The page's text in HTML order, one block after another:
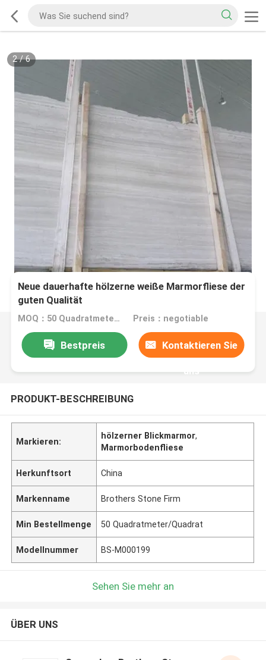
2/6
Neue dauerhafte hölzerne weiße Marmorfliese der
guten Qualität
MOQ：50 Quadratmeter/Quadrat Preis：negotiable
Bestpreis Kontaktieren Sie
uns
PRODUKT-BESCHREIBUNG
Markieren:
hölzerner Blickmarmor,
Marmorbodenfliese
Herkunftsort China
Markenname Brothers Stone Firm
Min Bestellmenge 50 Quadratmeter/Quadrat
Modellnummer BS-M000199
Sehen Sie mehr an
ÜBER UNS